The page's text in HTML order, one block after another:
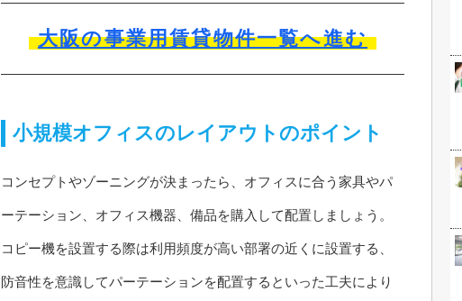
大阪の事業用賃貸物件一覧へ進む
小規模オフィスのレイアウトのポイント
コンセプトやゾーニングが決まったら、オフィスに合う家具やパ
ーテーション、オフィス機器、備品を購入して配置しましょう。
コピー機を設置する際は利用頻度が高い部署の近くに設置する、
防音性を意識してパーテーションを配置するといった工夫により